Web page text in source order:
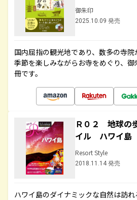
御朱印
2025.10.09 発売
国内屈指の観光地であり、数多の寺院
季節を楽しみながらお寺をめぐり、
冊です。
Ｒ０２ 地球の
イル ハワイ島
Resort Style
2018.11.14 発売
ハワイ島のダイナミックな自然は訪